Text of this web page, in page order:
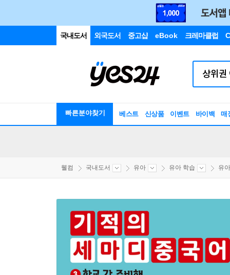
국내도서 외국도서 중고샵 eBook 크레마클럽
빠른분야찾기 베스트 신상품 이벤트 바이백 매
웰컴 국내도서 유아 유아 학습 유